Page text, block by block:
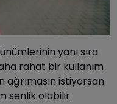
yanı sıra
rahat bir kullanım
ağrımasın istiyorsan
senlik olabilir.